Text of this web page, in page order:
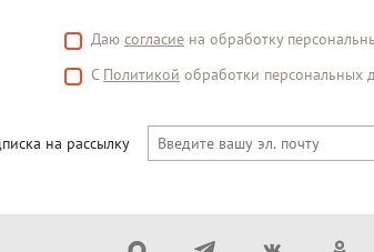
Даю согласие на обработку
С Политикой обработки персональных
на рассылку